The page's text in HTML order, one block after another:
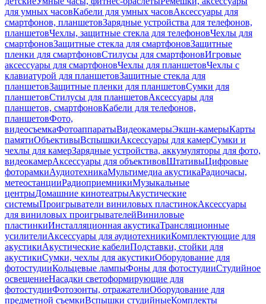
для умных часовКабели для умных часовАксессуары для
смартфонов, планшетовЗарядные устройства для телефонов,
планшетовЧехлы, защитные стекла для телефоновЧехлы для
смартфоновЗащитные стекла для смартфоновЗащитные
пленки для смартфоновСтилусы для смартфоновИгровые
аксессуары для смартфоновЧехлы для планшетовЧехлы с
клавиатурой для планшетовЗащитные стекла для
планшетовЗащитные пленки для планшетовСумки для
планшетовСтилусы для планшетовАксессуары для
планшетов, смартфоновКабели для телефонов,
планшетовФото,
видеосъемкаФотоаппаратыВидеокамерыЭкшн-камерыКарты
памятиОбъективыВспышкиАксессуары для камерСумки и
чехлы для камерЗарядные устройства, аккумуляторы для фото,
видеокамерАксессуары для объективовШтативыЦифровые
фоторамкиАудиотехникаМультимедиа акустикаРадиочасы,
метеостанцииРадиоприемникиМузыкальные
центрыДомашние кинотеатрыАкустические
системыПроигрыватели виниловых пластинокАксессуары
для виниловых проигрывателейВиниловые
пластинкиИнсталляционная акустикаТрансляционные
усилителиАксессуары для аудиотехникиКомплектующие для
акустикиАкустические кабелиПодставки, стойки для
акустикиСумки, чехлы для акустикиОборудование для
фотостудииКольцевые лампыФоны для фотостудииСтудийное
освещениеНасадки светоформирующие для
фотостудииФотозонты, отражателиОборудование для
предметной съемкиВспышки студийныеКомплекты